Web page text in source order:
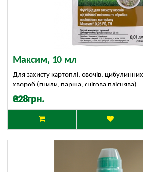
Максим, 10 мл
Для захисту картоплі, овочів, цибулинних
хвороб (гнили, парша, снігова пліснява)
₴28грн.